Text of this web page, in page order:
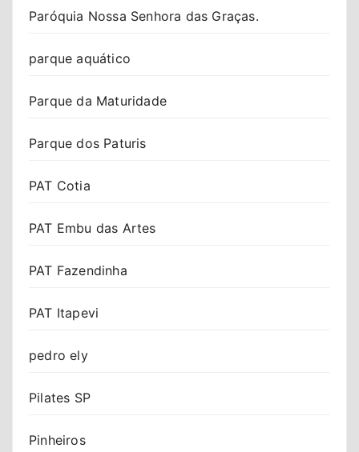
Paróquia Nossa Senhora das Graças.
parque aquático
Parque da Maturidade
Parque dos Paturis
PAT Cotia
PAT Embu das Artes
PAT Fazendinha
PAT Itapevi
pedro ely
Pilates SP
Pinheiros